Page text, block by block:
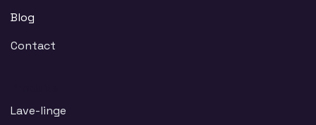
Blog
Contact
Lave-linge